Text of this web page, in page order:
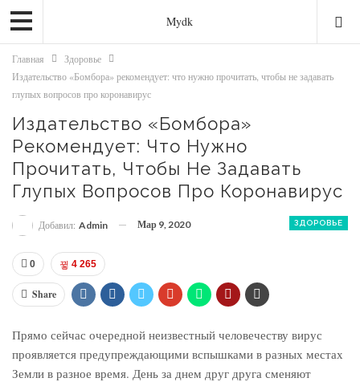
Mydk
Главная
Здоровье
Издательство «Бомбора» рекомендует: что нужно прочитать, чтобы не задавать
глупых вопросов про коронавирус
Издательство «Бомбора»
Рекомендует: Что Нужно
Прочитать, Чтобы Не Задавать
Глупых Вопросов Про Коронавирус
ЗДОРОВЬЕ
Добавил: Admin Мар 9, 2020
0 4 265
Share
Прямо сейчас очередной неизвестный человечеству вирус
проявляется предупреждающими вспышками в разных местах
Земли в разное время. День за днем друг друга сменяют